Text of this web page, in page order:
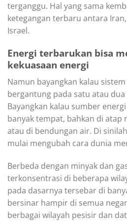
terganggu. Hal yang sama
ketegangan terbaru antara
Israel.
Energi terbarukan bisa
kekuasaan energi
Namun bayangkan kalau
bergantung pada satu atau
Bayangkan kalau sumber
banyak tempat, bahkan di atap
atau di bendungan air. Di
mulai mengubah cara dunia
Berbeda dengan minyak dan
terkonsentrasi di beberapa
pada dasarnya tersebar di
bersinar hampir di semua
berbagai wilayah pesisir dan